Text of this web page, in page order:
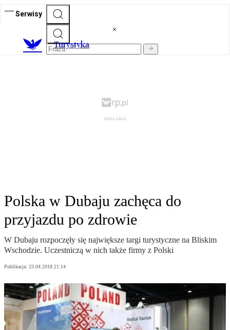
Serwisy
Turystyka
Polska w Dubaju zachęca do
przyjazdu po zdrowie
W Dubaju rozpoczęły się największe targi turystyczne na Bliskim
Wschodzie. Uczestniczą w nich także firmy z Polski
Publikacja: 23.04.2018 21:14